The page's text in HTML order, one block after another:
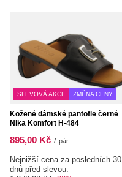
SLEVOVÁ AKCE ZMĚNA CENY
Kožené dámské pantofle černé
Nika Komfort H-484
895,00 Kč / pár
Nejnižší cena za posledních 30
dnů před slevou: